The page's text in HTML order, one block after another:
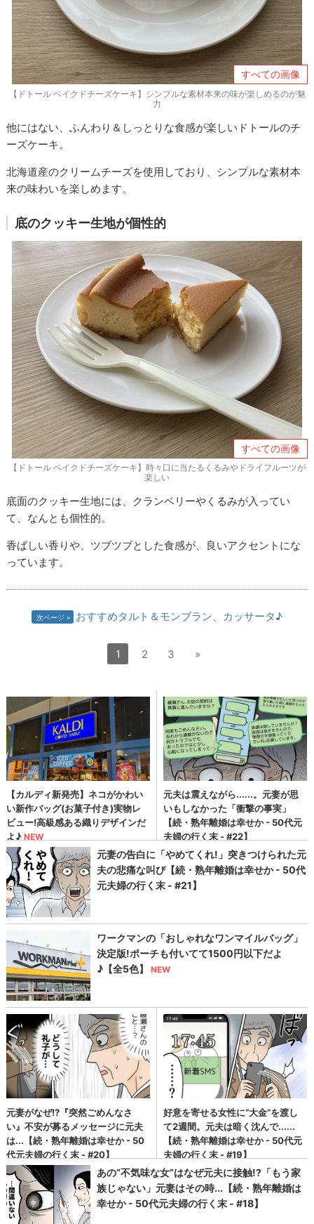
すべての画像
【ドトール ベイクドチーズケーキ】シンプルな素材本来の味が楽しめるのが魅
力
他にはない、ふんわり＆しっとりな食感が楽しいドトールのチ
ーズケーキ。
北海道産のクリームチーズを使用しており、シンプルな素材本
来の味わいを楽しめます。
底のクッキー生地が個性的
すべての画像
【ドトール ベイクドチーズケーキ】時々口に当たるくるみやドライフルーツが
楽しい
底面のクッキー生地には、クランベリーやくるみが入ってい
て、なんとも個性的。
香ばしい香りや、ツブツブとした食感が、良いアクセントにな
っています。
次ページ おすすめタルト＆モンブラン、カッサータ♪
1 2 3 »